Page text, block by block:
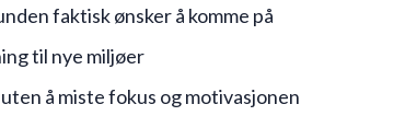
faktisk ønsker å komme på
til nye miljøer
å miste fokus og motivasjonen